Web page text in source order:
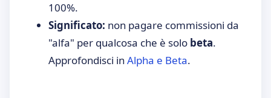
100%.
Significato: non pagare commissioni da
"alfa" per qualcosa che è solo beta.
Approfondisci in Alpha e Beta.